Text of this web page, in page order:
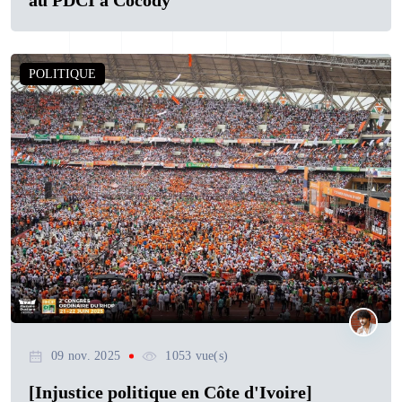
POLITIQUE
09 nov. 2025 1053 vue(s)
[Injustice politique en Côte d'Ivoire]